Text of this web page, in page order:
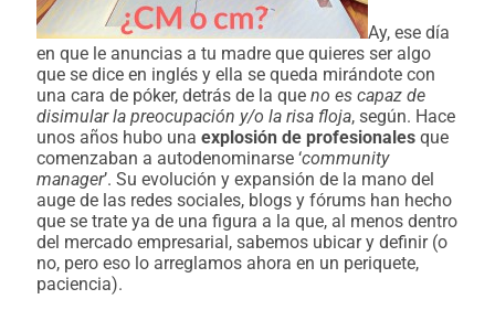
Ay, ese día
en que le anuncias a tu madre que quieres ser algo
que se dice en inglés y ella se queda mirándote con
una cara de póker, detrás de la que no es capaz de
disimular la preocupación y/o la risa floja, según. Hace
unos años hubo una explosión de profesionales que
comenzaban a autodenominarse ‘community
manager’. Su evolución y expansión de la mano del
auge de las redes sociales, blogs y fórums han hecho
que se trate ya de una figura a la que, al menos dentro
del mercado empresarial, sabemos ubicar y definir (o
no, pero eso lo arreglamos ahora en un periquete,
paciencia).